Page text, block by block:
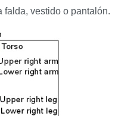
falda, vestido o pantalón.